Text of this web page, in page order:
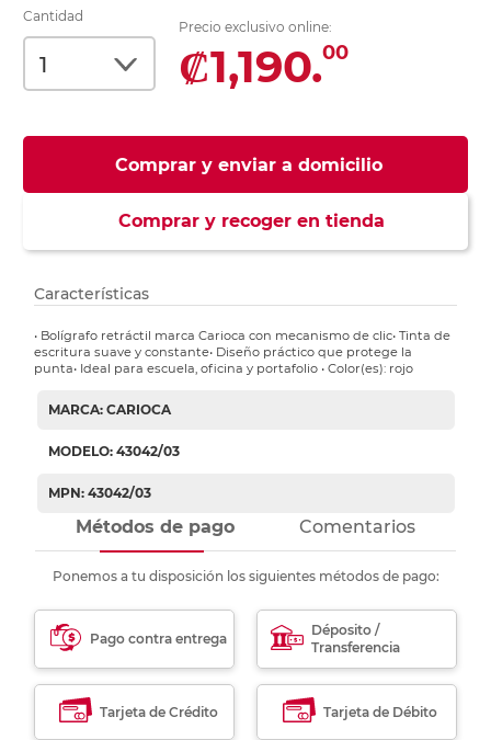
Cantidad
Precio exclusivo online:
₡1,190.00
Comprar y enviar a domicilio
Comprar y recoger en tienda
Características
• Bolígrafo retráctil marca Carioca con mecanismo de clic• Tinta de
escritura suave y constante• Diseño práctico que protege la
punta• Ideal para escuela, oficina y portafolio • Color(es): rojo
MARCA: CARIOCA
MODELO: 43042/03
MPN: 43042/03
Métodos de pago Comentarios
Ponemos a tu disposición los siguientes métodos de pago:
Pago contra entrega
Déposito /
Transferencia
Tarjeta de Crédito Tarjeta de Débito